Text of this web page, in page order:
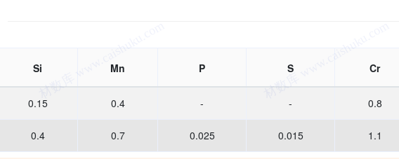
Si Mn P S Cr
0.15 0.4 - - 0.8
0.4 0.7 0.025 0.015 1.1